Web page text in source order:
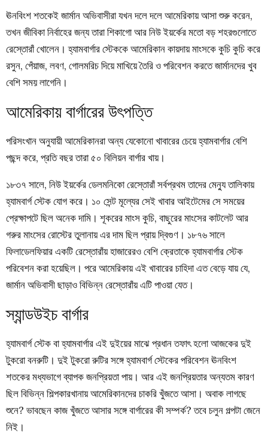
ঊনবিংশ শতকেই জার্মান অভিবাসীরা যখন দলে দলে আমেরিকায় আসা শুরু করেন,
তখন জীবিকা নির্বাহের জন্য তারা শিকাগো আর নিউ ইয়র্কের মতো বড় শহরগুলোতে
রেস্তোরাঁ খোলেন। হ্যামবার্গার স্টেককে আমেরিকান কায়দায় মাংসকে কুচি কুচি করে
রসুন, পেঁয়াজ, লবণ, গোলমরিচ দিয়ে মাখিয়ে তৈরি ও পরিবেশন করতে জার্মানদের খুব
বেশি সময় লাগেনি।
আমেরিকায় বার্গারের উৎপত্তি
পরিসংখান অনুযায়ী আমেরিকানরা অন্য যেকোনো খাবারের চেয়ে হ্যামবার্গার বেশি
পছন্দ করে, প্রতি বছর তারা ৫০ বিলিয়ন বার্গার খায়।
১৮৩৭ সালে, নিউ ইয়র্কের ডেলমনিকো রেস্তোরাঁ সর্বপ্রথম তাদের মেন্যু তালিকায়
হ্যামবার্গ স্টেক যোগ করে। ১০ সেন্ট মূল্যের সেই খাবার আইটেমের সে সময়ের
প্রেক্ষাপটে ছিল অনেক দামি। শূকরের মাংস কুচি, বাছুরের মাংসের কাটলেট আর
গরুর মাংসের রোস্টের তুলানায় এর দাম ছিল প্রায় দ্বিগুণ। ১৮৭৬ সালে
ফিলাডেলফিয়ার একটি রেস্তোরাঁয় হাজারেরও বেশি ক্রেতাকে হ্যামবার্গার স্টেক
পরিবেশন করা হয়েছিল। পরে আমেরিকায় এই খাবারের চাহিদা এত বেড়ে যায় যে,
জার্মান অভিবাসী ছাড়াও বিভিন্ন রেস্তোরাঁয় এটি পাওয়া যেত।
স্যান্ডউইচ বার্গার
হ্যামবার্গ স্টেক বা হ্যামবার্গার এই দুইয়ের মাঝে প্রধান তফাৎ হলো আজকের দুই
টুকরো বনরুটি। দুই টুকরো রুটির সঙ্গে হ্যামবার্গ স্টেকের পরিবেশন ঊনবিংশ
শতকের মধ্যভাগে ব্যাপক জনপ্রিয়তা পায়। আর এই জনপ্রিয়তার অন্যতম কারণ
ছিল বিভিন্ন শিল্পকারখানায় আমেরিকানদের চাকরি খুঁজতে আসা। অবাক লাগছে
শুনে? ভাবছেন কাজ খুঁজতে আসার সঙ্গে বার্গারের কী সম্পর্ক? তবে চলুন গল্পটা জেনে
নিই।